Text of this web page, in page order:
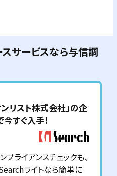
サービスなら与信調
リスト株式会社」の企
すぐ入手！
ライアンスチェックも、
ライトなら簡単に